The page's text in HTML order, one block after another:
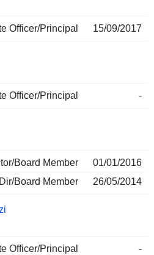
Officer/Principal 15/09/2017
Officer/Principal -
Board Member
01/01/2016
Board Member
26/05/2014
Officer/Principal -